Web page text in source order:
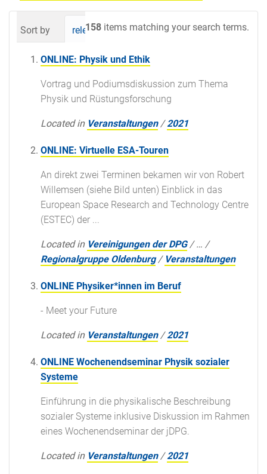
158 items matching your search terms.
Sort by relevance date (newest first)
ONLINE: Physik und Ethik
Vortrag und Podiumsdiskussion zum Thema
Physik und Rüstungsforschung
Located in Veranstaltungen /2021
ONLINE: Virtuelle ESA-Touren
An direkt zwei Terminen bekamen wir von Robert
Willemsen (siehe Bild unten) Einblick in das
European Space Research and Technology Centre
(ESTEC) der ...
Located in Vereinigungen der DPG /… /
Regionalgruppe Oldenburg / Veranstaltungen
ONLINE Physiker*innen im Beruf
- Meet your Future
Located in Veranstaltungen /2021
ONLINE Wochenendseminar Physik sozialer
Systeme
Einführung in die physikalische Beschreibung
sozialer Systeme inklusive Diskussion im Rahmen
eines Wochenendseminar der jDPG.
Located in Veranstaltungen /2021